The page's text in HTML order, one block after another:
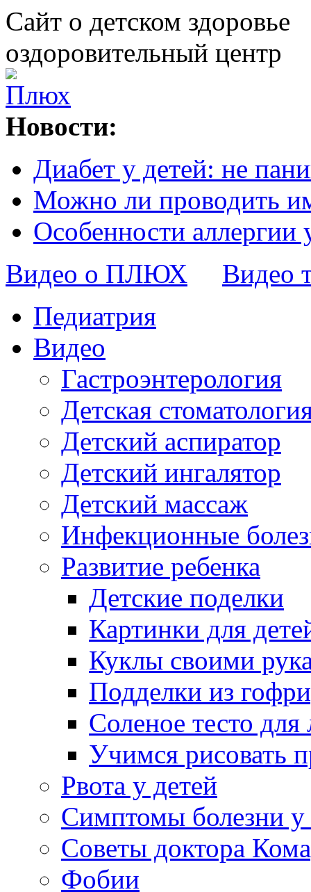
Сайт о детском здоровье
оздоровительный центр
Новости:
Диабет у детей: не
Можно ли проводить
Особенности аллергии
Видео о ПЛЮХ
Видео
Педиатрия
Видео
Гастроэнтерология
Детская
Детский аспиратор
Детский ингалятор
Детский массаж
Инфекционные
Развитие ребенка
Детские поделки
Картинки для
Куклы своими
Подделки из
Соленое тесто для
Учимся рисовать
Рвота у детей
Симптомы болезни у
Советы доктора
Фобии